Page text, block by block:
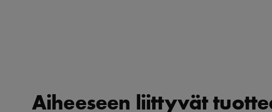
Aiheeseen liittyvät